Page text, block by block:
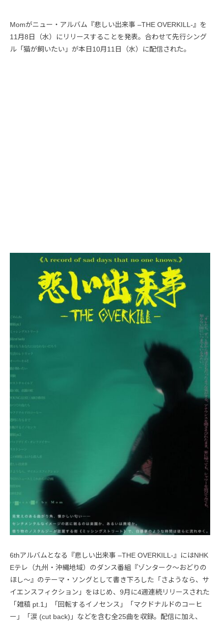
Momがニュー・アルバム『悲しい出来事 –THE OVERKILL-』を
11月8日（水）にリリースすることを発表。合わせて先行シング
ル「猫が飼いたい」が本日10月11日（水）に配信された。
6thアルバムとなる『悲しい出来事 –THE OVERKILL-』にはNHK
Eテレ（九州・沖縄地域）のダンス番組『ゾンターク〜おどりの
ほし〜』のテーマ・ソングとして書き下ろした「さようなら、サ
イエンスフィクション」をはじめ、9月に4週連続リリースされた
「雑稿 pt.1」「回転するイノセンス」「マクドナルドのコーヒ
ー」「涙 (cut back)」などを含む全25曲を収録。配信に加え、